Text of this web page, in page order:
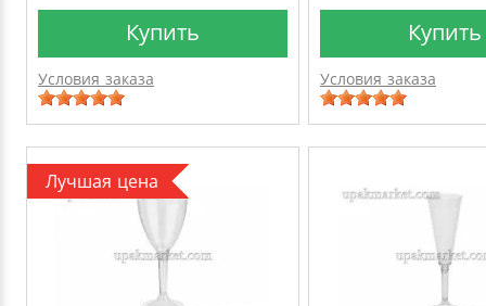
Купить
Условия заказа
Купить
Условия заказа
Лучшая цена